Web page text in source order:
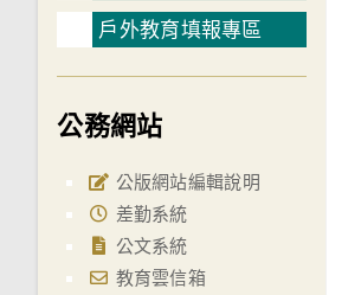
戶外教育填報專區
公務網站
公版網站編輯說明
差勤系統
公文系統
教育雲信箱